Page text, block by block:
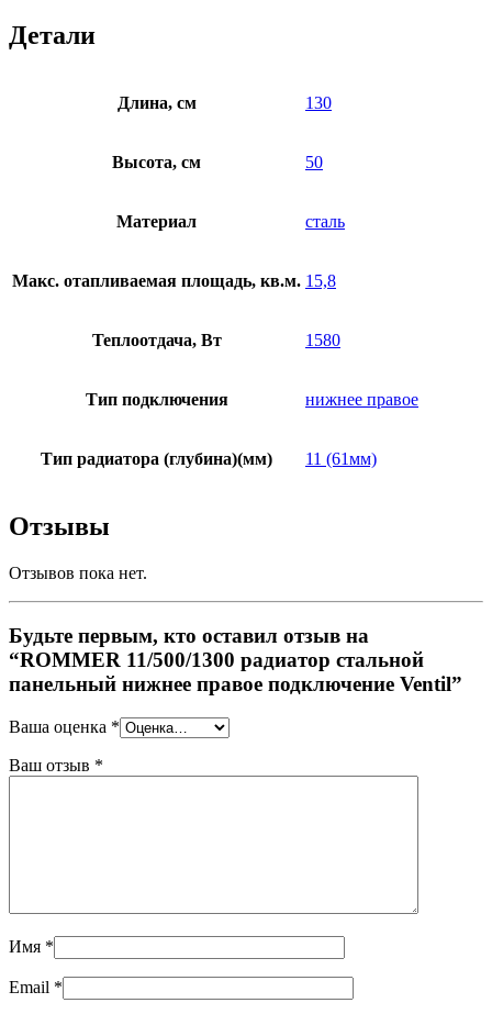
Детали
Длина, см 130
Высота, см 50
Материал сталь
Макс. отапливаемая площадь, кв.м. 15,8
Теплоотдача, Вт 1580
Тип подключения нижнее правое
Тип радиатора (глубина)(мм) 11 (61мм)
Отзывы
Отзывов пока нет.
Будьте первым, кто оставил отзыв на
“ROMMER 11/500/1300 радиатор стальной
панельный нижнее правое подключение Ventil”
Ваша оценка *
Ваш отзыв *
Имя *
Email *